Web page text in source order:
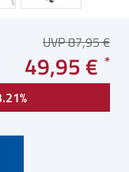
UVP 87,95 €
49,95 €